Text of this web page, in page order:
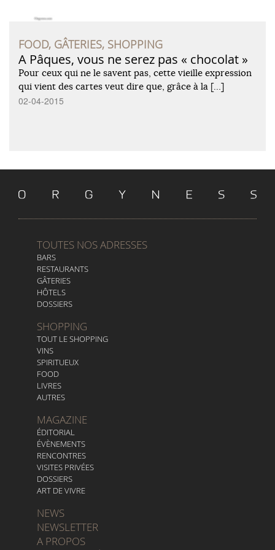
FOOD, GÂTERIES, SHOPPING
A Pâques, vous ne serez pas « chocolat »
Pour ceux qui ne le savent pas, cette vieille expression
qui vient des cartes veut dire que, grâce à la […]
02-04-2015
TOUTES NOS ADRESSES
BARS
RESTAURANTS
GÂTERIES
HÔTELS
DOSSIERS
SHOPPING
TOUT LE SHOPPING
VINS
SPIRITUEUX
FOOD
LIVRES
AUTRES
MAGAZINE
ÉDITORIAL
ÉVÈNEMENTS
RENCONTRES
VISITES PRIVÉES
DOSSIERS
ART DE VIVRE
NEWS
NEWSLETTER
A PROPOS